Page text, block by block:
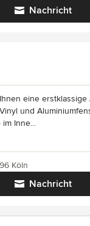
Nachricht
eine erstklassige
und
Inne...
Nachricht
Köln